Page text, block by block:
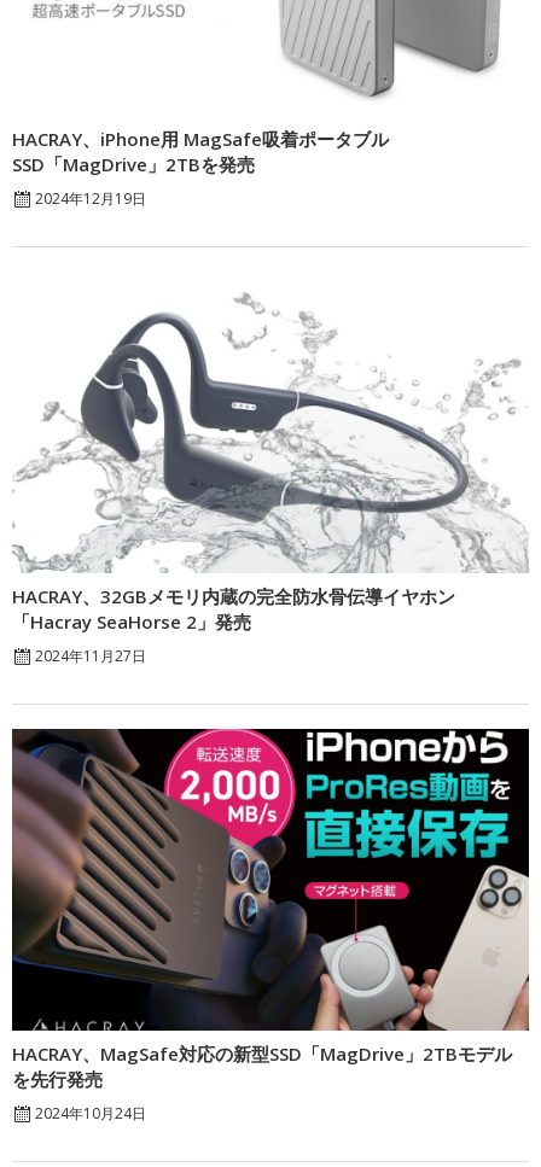
HACRAY、iPhone用 MagSafe吸着ポータブル
SSD「MagDrive」2TBを発売
2024年12月19日
HACRAY、32GBメモリ内蔵の完全防水骨伝導イヤホン
「Hacray SeaHorse 2」発売
2024年11月27日
HACRAY、MagSafe対応の新型SSD「MagDrive」2TBモデル
を先行発売
2024年10月24日